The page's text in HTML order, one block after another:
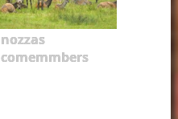
nozzas
comemmbers